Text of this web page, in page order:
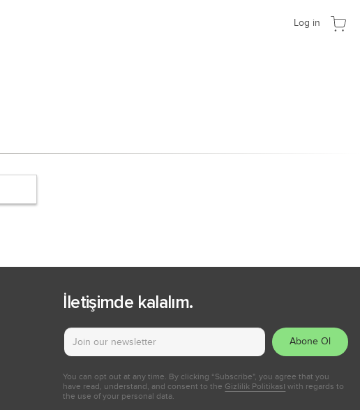
Log in
İletişimde kalalım.
Abone Ol
You can opt out at any time. By clicking “Subscribe", you agree that you
have read, understand, and consent to the Gizlilik Politikası with regards to
the use of your personal data.